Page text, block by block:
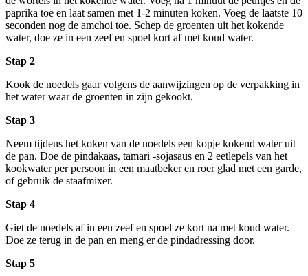
paprika toe en laat samen met 1-2 minuten koken. Voeg de laatste 10
seconden nog de amchoi toe. Schep de groenten uit het kokende
water, doe ze in een zeef en spoel kort af met koud water.
Stap 2
Kook de noedels gaar volgens de aanwijzingen op de verpakking in
het water waar de groenten in zijn gekookt.
Stap 3
Neem tijdens het koken van de noedels een kopje kokend water uit
de pan. Doe de pindakaas, tamari -sojasaus en 2 eetlepels van het
kookwater per persoon in een maatbeker en roer glad met een garde,
of gebruik de staafmixer.
Stap 4
Giet de noedels af in een zeef en spoel ze kort na met koud water.
Doe ze terug in de pan en meng er de pindadressing door.
Stap 5